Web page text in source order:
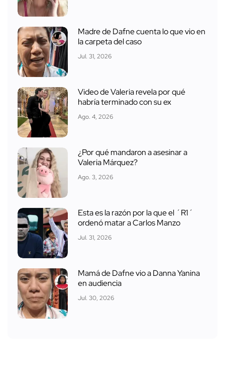
Madre de Dafne cuenta lo que vio en
la carpeta del caso
Jul. 31, 2026
Video de Valeria revela por qué
habría terminado con su ex
Ago. 4, 2026
¿Por qué mandaron a asesinar a
Valeria Márquez?
Ago. 3, 2026
Esta es la razón por la que el ´R1´
ordenó matar a Carlos Manzo
Jul. 31, 2026
Mamá de Dafne vio a Danna Yanina
en audiencia
Jul. 30, 2026